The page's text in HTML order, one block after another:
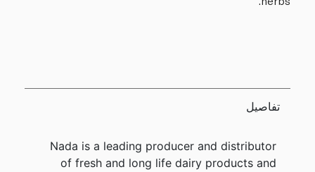
تفاصيل
Nada is a leading producer and distributor
of fresh and long life dairy products and